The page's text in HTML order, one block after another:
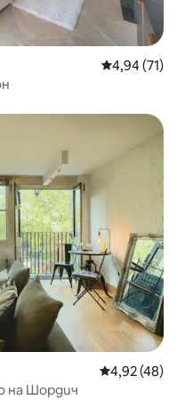
Средна
4,94 (71)
Средна
4,92 (48)
на Шордич